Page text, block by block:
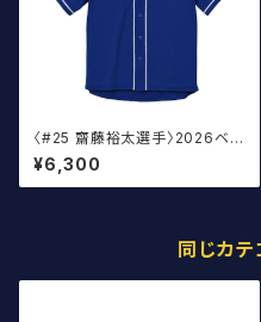
〈#25 齋藤裕太選手〉2026ベー
スボール ウェア
¥6,300
同じカ